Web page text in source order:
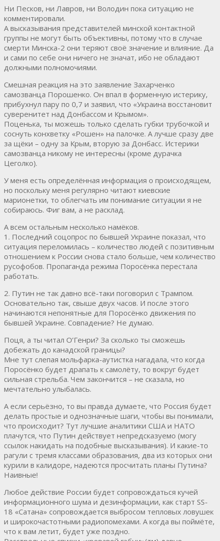
Ни Песков, ни Лавров, ни Володин пока ситуацию не
комментировали.
А высказывания представителей минской контактной
группы не могут быть объективны, потому что в случае
смерти Минска-2 они теряют своё значение и влияние. Да
и сами по себе они ничего не значат, ибо не обладают
должными полномочиями.
Смешная реакция на это заявление Захарченко
самозванца Порошенко. Он впал в форменную истерику,
прибухнул пару по 0,7 и заявил, что «Украина восстановит
суверенитет над Донбассом и Крымом».
Поценька, ты можешь только сделать губки трубочкой и
соснуть конхветку «Рошен» на палочке. А лучше сразу две
за щёки – одну за Крым, вторую за Донбасс. Истерики
самозванца никому не интересны (кроме дурачка
Цеголко).
У меня есть определённая информация о происходящем,
но поскольку меня регулярно читают киевские
марионетки, то облегчать им понимание ситуации я не
собираюсь. Фиг вам, а не расклад.
А всем остальным несколько намёков.
1. Последний соцопрос по бывшей Украине показал, что
ситуация переломилась – количество людей с позитивным
отношением к России снова стало больше, чем количество
русофобов. Пропаганда режима Поросёнка перестала
работать.
2. Путин не так давно всё-таки поговорил с Трампом.
Основательно так, свыше двух часов. И после этого
начинаются непонятные для Поросёнко движения по
бывшей Украине. Совпадение? Не думаю.
Поця, а ты читал О’Генри? За сколько ты сможешь
добежать до канадской границы?
Мне тут слепая мольфарка-аутистка нагадала, что когда
Поросёнко будет драпать к самолёту, то вокруг будет
сильная стрельба. Чем закончится – не сказала, но
мечтательно улыбалась.
А если серьёзно, то вы правда думаете, что Россия будет
делать простые и однозначные шаги, чтобы вы понимали,
что происходит? Тут лучшие аналитики США и НАТО
плачутся, что Путин действует непредсказуемо (могу
ссылок накидать на подобные высказывания). И какие-то
рагули с тремя классами образования, два из которых они
курили в калидоре, надеются просчитать планы Путина?
Наивные!
Любое действие России будет сопровождаться кучей
информационного шума и дезинформации, как старт SS-
18 «Сатана» сопровождается выбросом тепловых ловушек
и широкочастотными радиопомехами. А когда вы поймёте,
что к вам летит, будет уже поздно.